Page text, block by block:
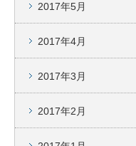
2017年5月
2017年4月
2017年3月
2017年2月